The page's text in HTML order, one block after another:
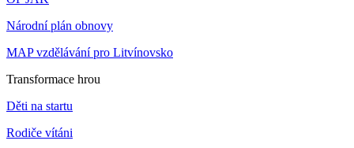
Národní plán obnovy
MAP vzdělávání pro Litvínovsko
Transformace hrou
Děti na startu
Rodiče vítáni